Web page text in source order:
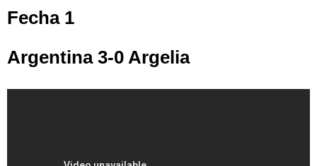
Fecha 1
Argentina 3-0 Argelia